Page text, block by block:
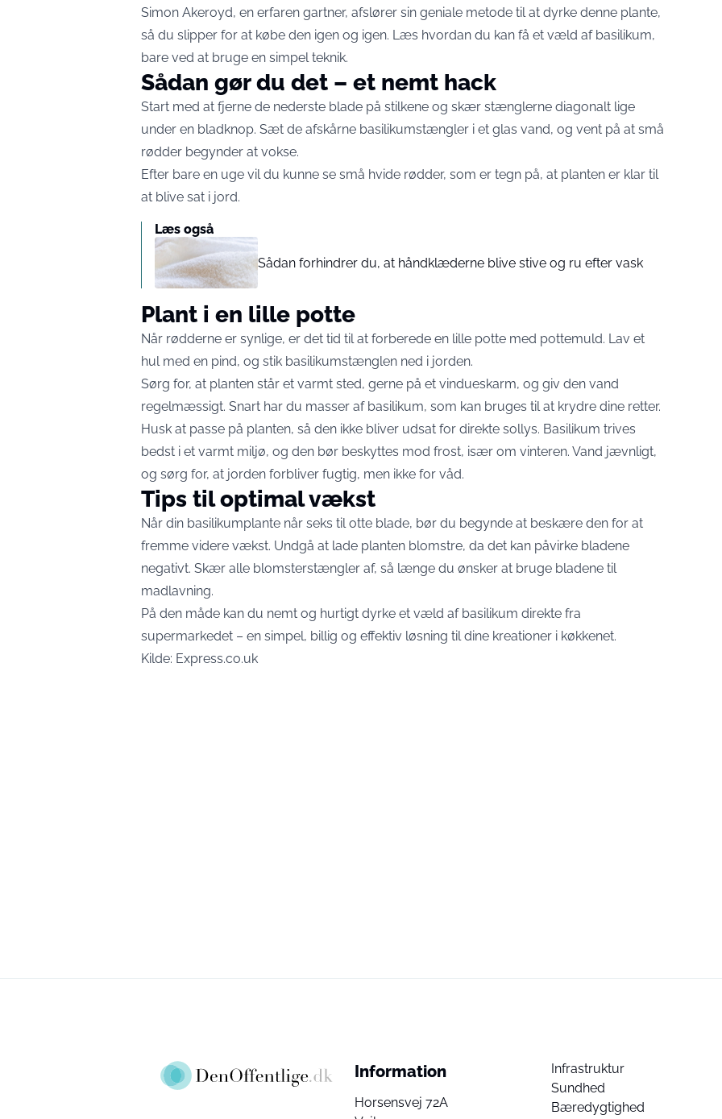
Simon Akeroyd, en erfaren gartner, afslører sin geniale metode til at dyrke denne plante,
så du slipper for at købe den igen og igen. Læs hvordan du kan få et væld af basilikum,
bare ved at bruge en simpel teknik.
Sådan gør du det – et nemt hack
Start med at fjerne de nederste blade på stilkene og skær stænglerne diagonalt lige
under en bladknop. Sæt de afskårne basilikumstængler i et glas vand, og vent på at små
rødder begynder at vokse.
Efter bare en uge vil du kunne se små hvide rødder, som er tegn på, at planten er klar til
at blive sat i jord.
Læs også
Sådan forhindrer du, at håndklæderne blive stive og ru efter vask
Plant i en lille potte
Når rødderne er synlige, er det tid til at forberede en lille potte med pottemuld. Lav et
hul med en pind, og stik basilikumstænglen ned i jorden.
Sørg for, at planten står et varmt sted, gerne på et vindueskarm, og giv den vand
regelmæssigt. Snart har du masser af basilikum, som kan bruges til at krydre dine retter.
Husk at passe på planten, så den ikke bliver udsat for direkte sollys. Basilikum trives
bedst i et varmt miljø, og den bør beskyttes mod frost, især om vinteren. Vand jævnligt,
og sørg for, at jorden forbliver fugtig, men ikke for våd.
Tips til optimal vækst
Når din basilikumplante når seks til otte blade, bør du begynde at beskære den for at
fremme videre vækst. Undgå at lade planten blomstre, da det kan påvirke bladene
negativt. Skær alle blomsterstængler af, så længe du ønsker at bruge bladene til
madlavning.
På den måde kan du nemt og hurtigt dyrke et væld af basilikum direkte fra
supermarkedet – en simpel, billig og effektiv løsning til dine kreationer i køkkenet.
Kilde: Express.co.uk
Information
Horsensvej 72A
Infrastruktur
Sundhed
Bæredygtighed